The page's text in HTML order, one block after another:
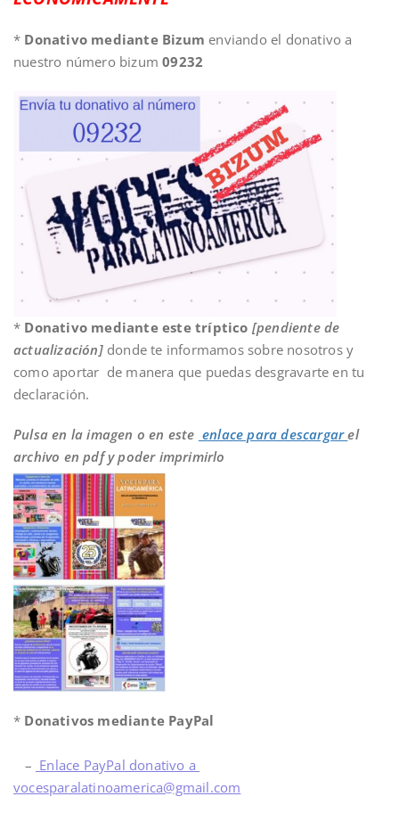
* Donativo mediante Bizum enviando el donativo a
nuestro número bizum09232
* Donativo mediante este tríptico [pendiente de
actualización]donde te informamos sobre nosotros y
como aportar de manera que puedas desgravarte en tu
declaración.
Pulsa en la imagen o en este enlace para descargarel
archivo en pdf y poder imprimirlo
* Donativos mediante PayPal
– Enlace PayPal donativo a
vocesparalatinoamerica@gmail.com